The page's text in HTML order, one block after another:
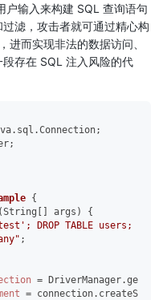
户输入来构建 SQL 查询语句
滤，攻击者就可通过精心构
进而实现非法的数据访问、
存在 SQL 注入风险的代
{
(String[] args)
{
DROP TABLE users; --"
;
=
=